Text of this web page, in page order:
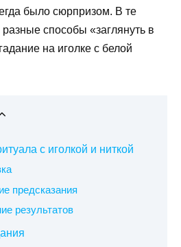
было сюрпризом. В те
способы «заглянуть в
на иголке с белой
с иголкой и ниткой
предсказания
результатов